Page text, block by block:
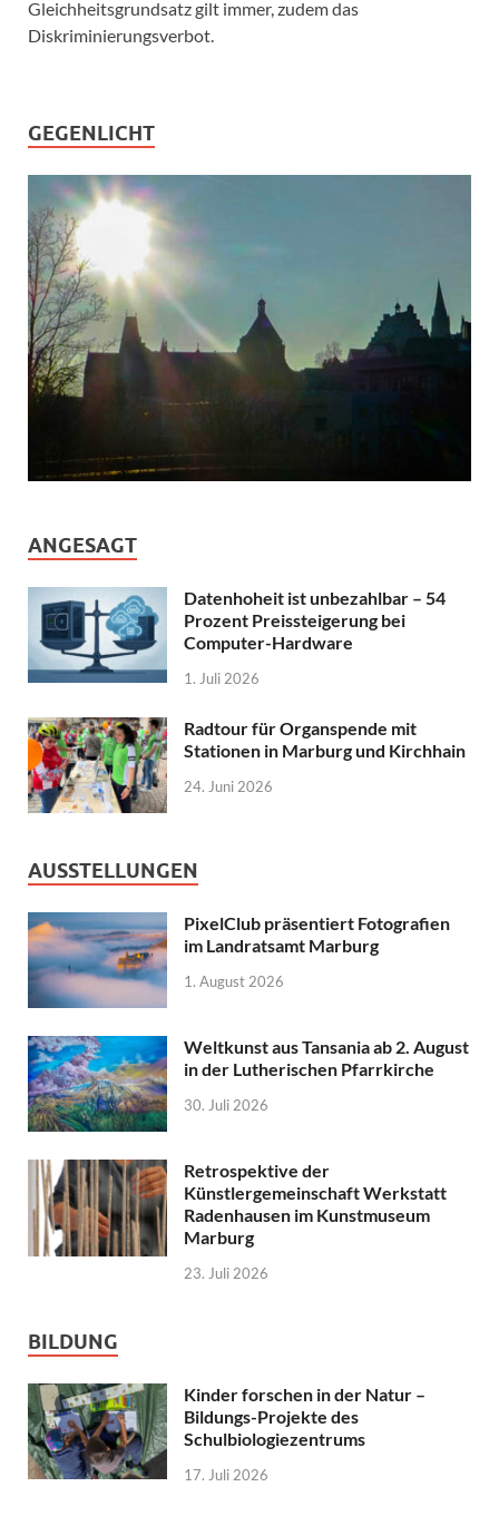
Gleichheitsgrundsatz gilt immer, zudem das
Diskriminierungsverbot.
GEGENLICHT
ANGESAGT
Datenhoheit ist unbezahlbar – 54
Prozent Preissteigerung bei
Computer-Hardware
1. Juli 2026
Radtour für Organspende mit
Stationen in Marburg und Kirchhain
24. Juni 2026
AUSSTELLUNGEN
PixelClub präsentiert Fotografien
im Landratsamt Marburg
1. August 2026
Weltkunst aus Tansania ab 2. August
in der Lutherischen Pfarrkirche
30. Juli 2026
Retrospektive der
Künstlergemeinschaft Werkstatt
Radenhausen im Kunstmuseum
Marburg
23. Juli 2026
BILDUNG
Kinder forschen in der Natur –
Bildungs-Projekte des
Schulbiologiezentrums
17. Juli 2026